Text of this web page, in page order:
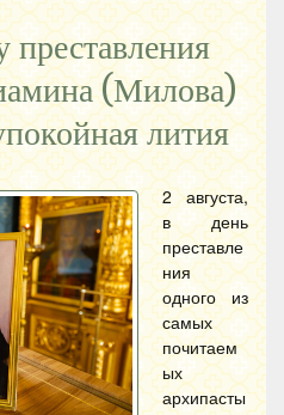
(Милова)
лития
2 августа,
в день
преставле
ния
одного из
самых
почитаем
ых
архипасты